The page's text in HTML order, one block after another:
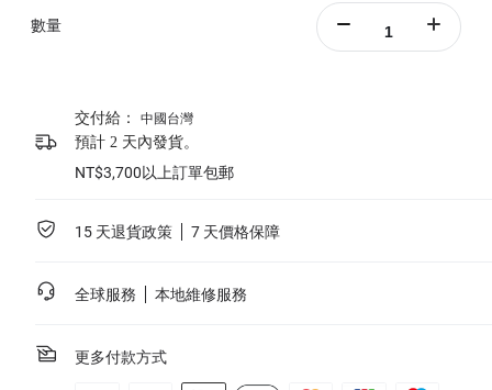
數量
交付給： 中國台灣
預計 2 天內發貨。
NT$3,700以上訂單包郵
15 天退貨政策 7 天價格保障
全球服務 本地維修服務
更多付款方式